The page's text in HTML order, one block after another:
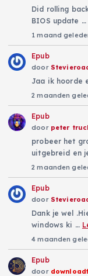
Did rolling
BIOS update …
1 maand
Epub
door
Jaa ik hoorde
2 maanden
Epub
door peter
probeer het
uitgebreid en
2 maanden
Epub
door
Dank je wel
windows ki …
4 maanden
Epub
door